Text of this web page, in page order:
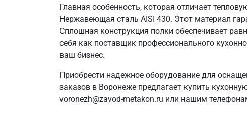
Главная особенность, которая отличает
Нержавеющая сталь AISI 430. Этот материал
Сплошная конструкция полки обеспечивает
себя как поставщик профессионального
ваш бизнес.
Приобрести надежное оборудование для
заказов в Воронеже предлагает купить
voronezh@zavod-metakon.ru или нашим